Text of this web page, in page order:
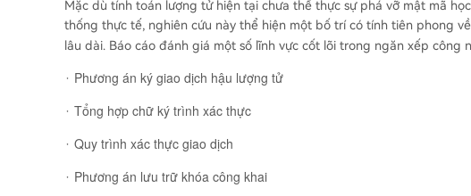
Mặc dù tính toán lượng tử hiện tại chưa thể thực sự phá vỡ mật mã
thống thực tế, nghiên cứu này thể hiện một bố trí có tính tiên phong
lâu dài. Báo cáo đánh giá một số lĩnh vực cốt lõi trong ngăn xếp công
· Phương án ký giao dịch hậu lượng tử
· Tổng hợp chữ ký trình xác thực
· Quy trình xác thực giao dịch
· Phương án lưu trữ khóa công khai